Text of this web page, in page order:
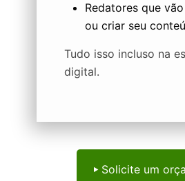
Redatores que
ou criar seu
Tudo isso incluso na
digital.
Solicite um